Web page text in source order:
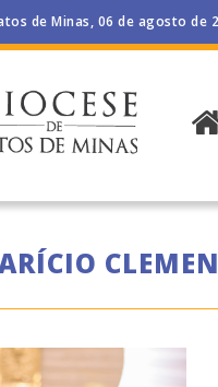
de Minas, 06 de agosto de